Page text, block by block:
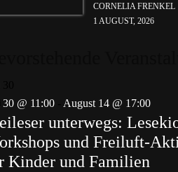
CORNELIA FRENKEL
1 AUGUST, 2026
30 @ 11:00
August 14 @ 17:00
unterwegs:
und Freiluft-
Kinder und Familien